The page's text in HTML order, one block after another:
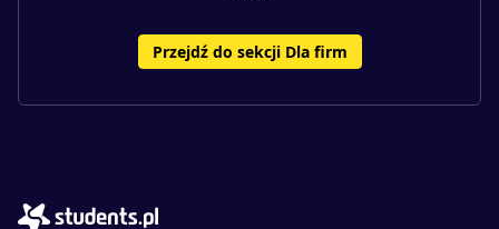
Przejdź do sekcji Dla firm